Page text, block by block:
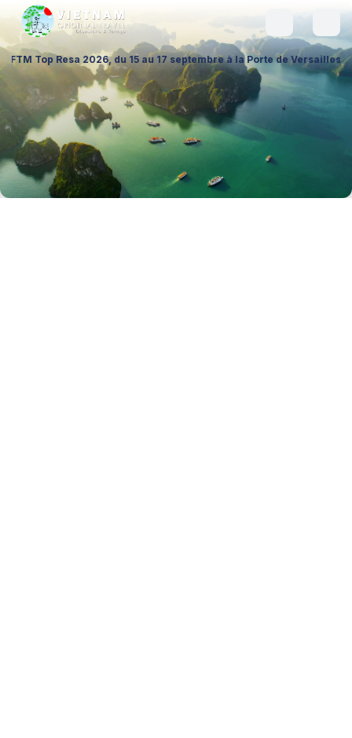
2026, du 15 au 17 septembre à la Porte de Versailles (Hall 1 –